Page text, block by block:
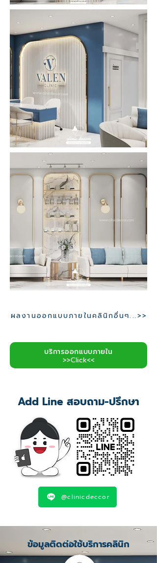
ผลงานออกแบบภายในคลินิกอื่นๆ...>>
บริการออกแบบภายใน
>>Click<<
Add Line สอบถาม-ปรึกษา
@clinicdeccor
ข้อมูลติดต่อใช้บริการคลินิก